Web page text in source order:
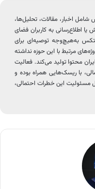
اخبار، مقالات، تحلیل‌ها،
یا اطلاع‌رسانی به کاربران فضای
به‌هیچ‌وجه توصیه‌ای برای
مرتبط با این حوزه نداشته
محتوا تولید می‌کند. فعالیت
مالی، با ریسک‌هایی همراه بوده و
این خطرات احتمالی،